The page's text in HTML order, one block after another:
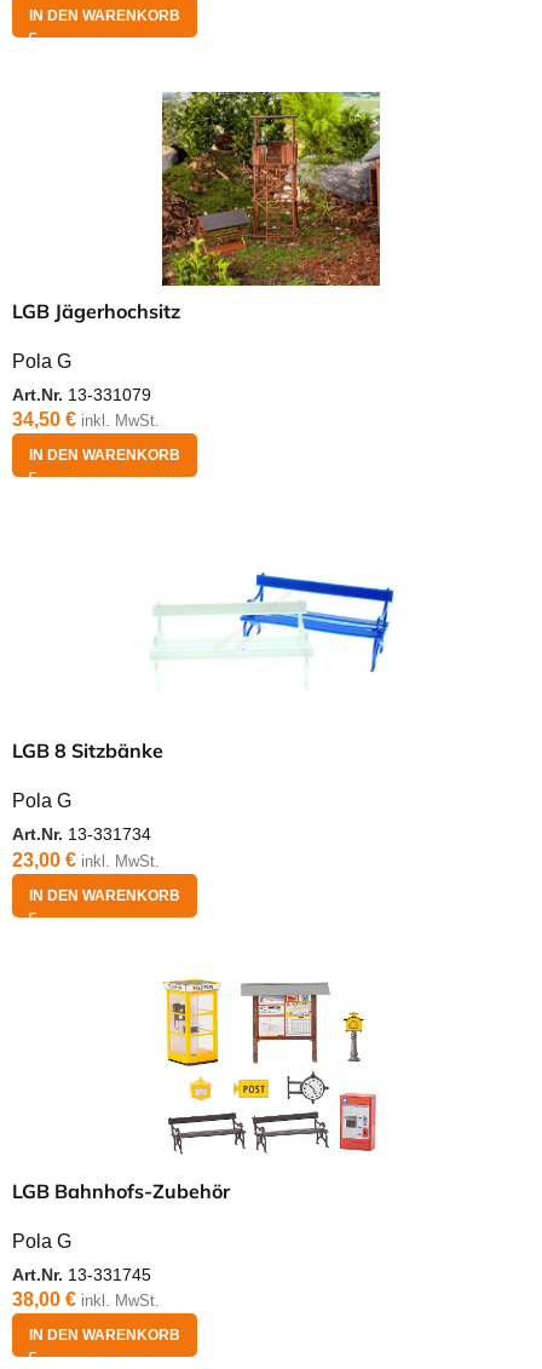
IN DEN WARENKORB
LGB Jägerhochsitz
Pola G
Art.Nr. 13-331079
34,50 € inkl. MwSt.
IN DEN WARENKORB
LGB 8 Sitzbänke
Pola G
Art.Nr. 13-331734
23,00 € inkl. MwSt.
IN DEN WARENKORB
LGB Bahnhofs-Zubehör
Pola G
Art.Nr. 13-331745
38,00 € inkl. MwSt.
IN DEN WARENKORB